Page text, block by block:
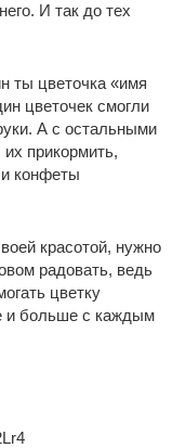
него. И так до тех
ты цветочка «имя
цветочек смогли
А с остальными
прикормить,
конфеты
красотой, нужно
радовать, ведь
цветку
и больше с каждым